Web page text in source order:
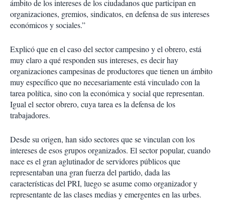
ámbito de los intereses de los ciudadanos que participan en
organizaciones, gremios, sindicatos, en defensa de sus intereses
económicos y sociales.”
Explicó que en el caso del sector campesino y el obrero, está
muy claro a qué responden sus intereses, es decir hay
organizaciones campesinas de productores que tienen un ámbito
muy específico que no necesariamente está vinculado con la
tarea política, sino con la económica y social que representan.
Igual el sector obrero, cuya tarea es la defensa de los
trabajadores.
Desde su origen, han sido sectores que se vinculan con los
intereses de esos grupos organizados. El sector popular, cuando
nace es el gran aglutinador de servidores públicos que
representaban una gran fuerza del partido, dada las
características del PRI, luego se asume como organizador y
representante de las clases medias y emergentes en las urbes.